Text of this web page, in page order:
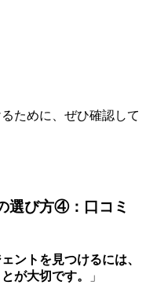
ために、ぜひ確認して
選び方④：口コミ
ントを見つけるには、
が大切です。
」